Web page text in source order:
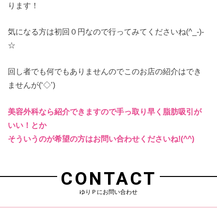
ります！
気になる方は初回０円なので行ってみてくださいね(^_-)-
☆
回し者でも何でもありませんのでこのお店の紹介はでき
ませんが(‘◇’)ゞ
美容外科なら紹介できますので手っ取り早く脂肪吸引が
いい！とか
そういうのが希望の方はお問い合わせくださいね!(^^)
CONTACT
ゆりＰにお問い合わせ